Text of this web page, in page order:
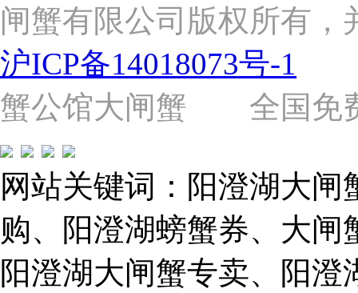
杨
路
号
（靠
近
苗
圃
路）
Tel:
021-
62243579
E-
mail:
859749344@qq.com
1019225591
闸蟹有限公司版权所有，
沪ICP备14018073号-1
蟹公馆大闸蟹 全国免费
网站关键词：阳澄湖大
购、阳澄湖螃蟹券、大
阳澄湖大闸蟹专卖、阳